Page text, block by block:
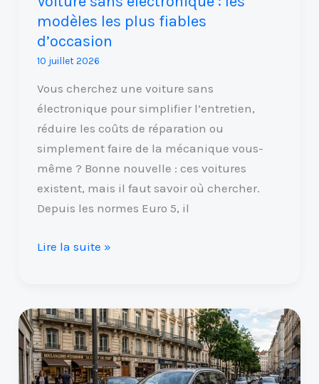
modèles les plus fiables
d’occasion
10 juillet 2026
Vous cherchez une voiture sans
électronique pour simplifier l’entretien,
réduire les coûts de réparation ou
simplement faire de la mécanique vous-
même ? Bonne nouvelle : ces voitures
existent, mais il faut savoir où chercher.
Depuis les normes Euro 5, il
d’occasion
Lire la suite »
BMW
Série
2
Gran